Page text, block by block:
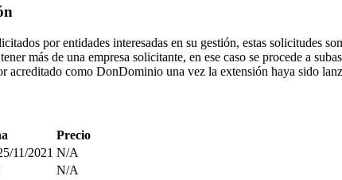
por entidades interesadas en su gestión, estas solicitudes
más de una empresa solicitante, en ese caso se procede a
acreditado como DonDominio una vez la extensión haya sido
Precio
11/2021 N/A
N/A